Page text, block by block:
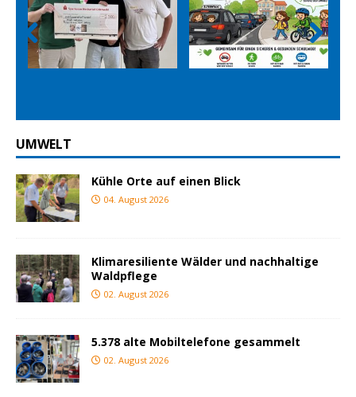
Prev
ious
Nex
t
UMWELT
Kühle Orte auf einen Blick
04. August 2026
Klimaresiliente Wälder und nachhaltige
Waldpflege
02. August 2026
5.378 alte Mobiltelefone gesammelt
02. August 2026